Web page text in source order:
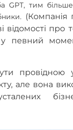
GPT, тим
(Компанія
відомості про
у певний
провідною
але вона